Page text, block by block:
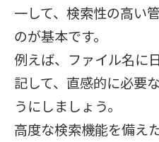
一して、検索性の高い
のが基本です。
例えば、ファイル名に
記して、直感的に必要
うにしましょう。
高度な検索機能を備え